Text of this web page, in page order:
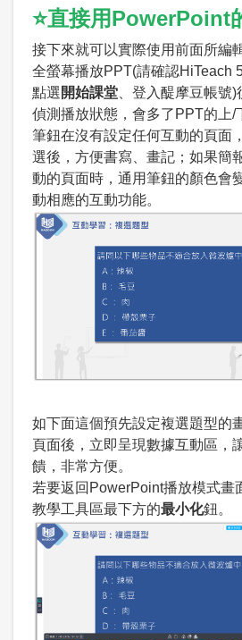
⭐直接用PowerPoint
接下來就可以實際使用前面所編
全螢幕播放PPT(請確認HiTeach
點選開始課堂、登入醍摩豆帳號)
偵測播放狀態，會多了PPT的上/
筆鈕在沒有設定任何互動的頁面
選後，方便書寫、畫記；如果簡
動的頁面時，通用筆鈕的顏色會
動相應的互動功能。
如下面這個預先設定複選題型的
頁面後，立即呈現數據互動區，
饋，非常方便。
若要返回PowerPoint播放模式畫
教學工具區最下方的最小化鈕。